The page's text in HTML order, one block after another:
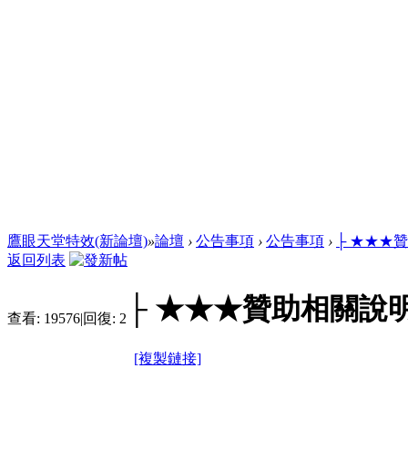
鷹眼天堂特效(新論壇)»論壇 › 公告事項 › 公告事項 › ├ ★★★贊
返回列表
查看: 19576|回復: 2 ├ ★★★贊助相關
[複製鏈接]